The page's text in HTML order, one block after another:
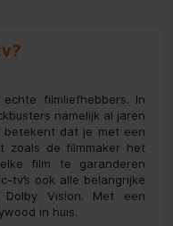
echte filmliefhebbers. In
namelijk al jaren
betekent dat je met een
zoals de filmmaker het
film te garanderen
tv’s ook alle belangrijke
Dolby Vision. Met een
in huis.